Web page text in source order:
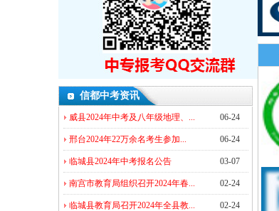
信都中考资讯
威县2024年中考及八年级地理、... 06-24
邢台2024年22万余名考生参加... 06-24
临城县2024年中考报名公告 03-07
南宫市教育局组织召开2024年春... 02-24
临城县教育局召开2024年全县教... 02-24